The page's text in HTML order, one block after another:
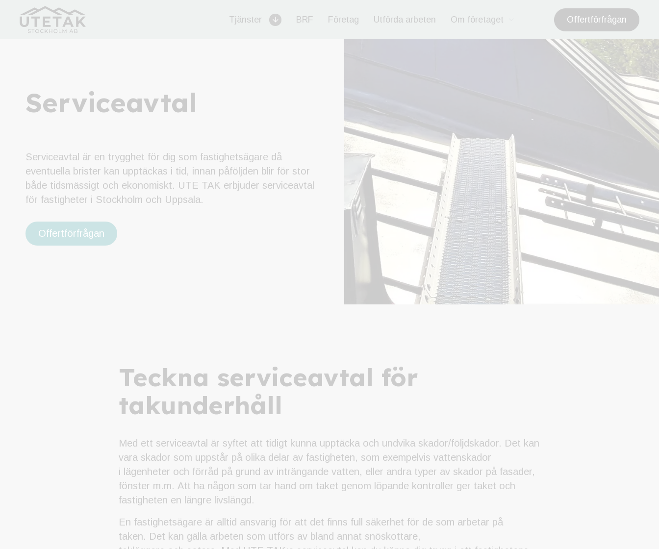
Tjänster BRF Företag Utförda arbeten Om företaget Offertförfrågan
Hem/Tjänster
Serviceavtal
Serviceavtal är en trygghet för dig som fastighetsägare då
eventuella brister kan upptäckas i tid, innan påföljden blir för stor
både tidsmässigt och ekonomiskt. UTE TAK erbjuder serviceavtal
för fastigheter i Stockholm och Uppsala.
Offertförfrågan
Teckna serviceavtal för
takunderhåll
Med ett serviceavtal är syftet att tidigt kunna upptäcka och undvika skador/följdskador. Det kan
vara skador som uppstår på olika delar av fastigheten, som exempelvis vattenskador
i lägenheter och förråd på grund av inträngande vatten, eller andra typer av skador på fasader,
fönster m.m. Att ha någon som tar hand om taket genom löpande kontroller ger taket och
fastigheten en längre livslängd.
En fastighetsägare är alltid ansvarig för att det finns full säkerhet för de som arbetar på
taken. Det kan gälla arbeten som utförs av bland annat snöskottare,